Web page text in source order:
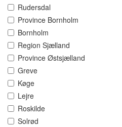
Rudersdal
Province Bornholm
Bornholm
Region Sjælland
Province Østsjælland
Greve
Køge
Lejre
Roskilde
Solrød